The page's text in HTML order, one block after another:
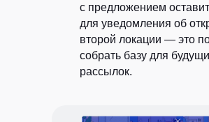
с предложением
для уведомления об
второй локации — это
собрать базу для
рассылок.
на обработку моих данных
в соответствиис политикой
конфиденциальности
Хочу получатьрассылку с советами,
статьями про контент-маркетинг и новостями